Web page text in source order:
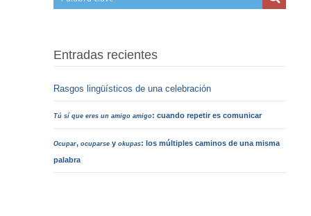
Entradas recientes
Rasgos lingüísticos de una celebración
Tú sí que eres un amigo amigo: cuando repetir es comunicar
Ocupar,ocuparse yokupas: los múltiples caminos de una misma
palabra